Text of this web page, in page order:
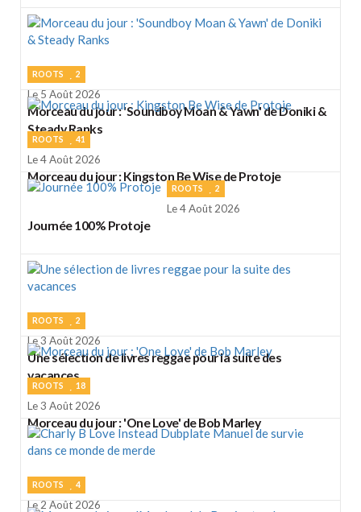
ROOTS 2
Le 5 Août 2026
Morceau du jour : 'Soundboy Moan & Yawn' de Doniki &
Steady Ranks
ROOTS 41
Le 4 Août 2026
Morceau du jour : Kingston Be Wise de Protoje
ROOTS 2
Le 4 Août 2026
Journée 100% Protoje
ROOTS 2
Le 3 Août 2026
Une sélection de livres reggae pour la suite des
vacances
ROOTS 18
Le 3 Août 2026
Morceau du jour : 'One Love' de Bob Marley
ROOTS 4
Le 2 Août 2026